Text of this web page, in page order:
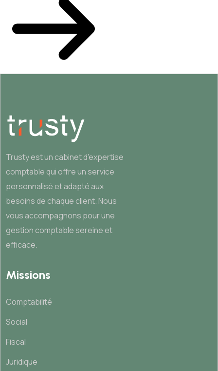
Trusty est un cabinet d'expertise
comptable qui offre un service
personnalisé et adapté aux
besoins de chaque client. Nous
vous accompagnons pour une
gestion comptable sereine et
efficace.
Missions
Comptabilité
Social
Fiscal
Juridique